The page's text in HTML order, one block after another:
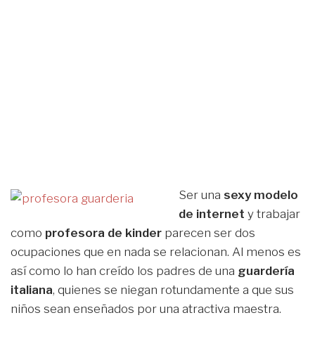
Ser una sexy modelo
de internet y trabajar
como profesora de kinder parecen ser dos
ocupaciones que en nada se relacionan. Al menos es
así como lo han creído los padres de una guardería
italiana, quienes se niegan rotundamente a que sus
niños sean enseñados por una atractiva maestra.